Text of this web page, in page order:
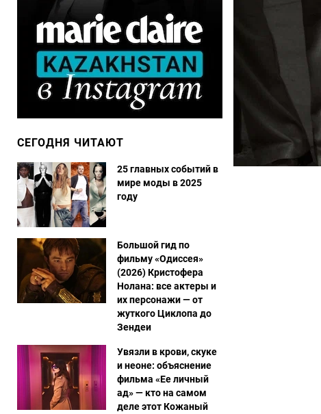
СЕГОДНЯ ЧИТАЮТ
25 главных событий в
мире моды в 2025
году
Большой гид по
фильму «Одиссея»
(2026) Кристофера
Нолана: все актеры и
их персонажи — от
жуткого Циклопа до
Зендеи
Увязли в крови, скуке
и неоне: объяснение
фильма «Ее личный
ад» — кто на самом
деле этот Кожаный